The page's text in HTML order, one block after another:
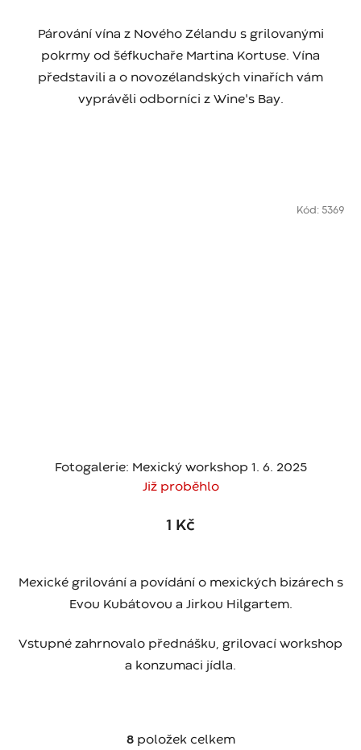
Párování vína z Nového Zélandu s grilovanými
pokrmy od šéfkuchaře Martina Kortuse. Vína
představili a o novozélandských vinařích vám
vyprávěli odborníci z Wine's Bay.
Fotogalerie: Mexický workshop 1. 6. 2025
Již proběhlo
1 Kč
Mexické grilování a povídání o mexických bizárech s
Evou Kubátovou a Jirkou Hilgartem.
Vstupné zahrnovalo přednášku, grilovací workshop
a konzumaci jídla.
Kód: 5369
8položek celkem